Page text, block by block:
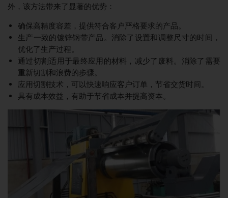
外，该方法带来了显著的优势：
确保高精度容差，提供符合客户严格要求的产品。
生产一致的镀锌钢带产品。消除了设置和调整尺寸的时间，
优化了生产过程。
通过切割适用于最终应用的材料，减少了废料。消除了需要
重新切割和浪费的步骤。
应用切割技术，可以快速响应客户订单，节省交货时间。
具有成本效益，有助于节省成本并提高资本。